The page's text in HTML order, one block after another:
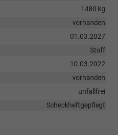
1480 kg
vorhanden
01.03.2027
Stoff
10.03.2022
vorhanden
unfallfrei
Scheckheftgepflegt